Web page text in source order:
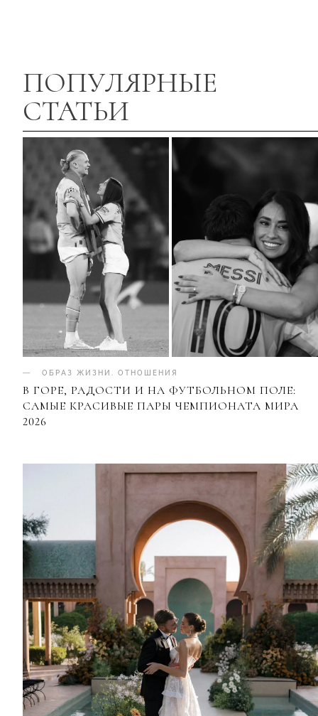
ПОПУЛЯРНЫЕ
СТАТЬИ
ОБРАЗ ЖИЗНИ ОТНОШЕНИЯ
В ГОРЕ, РАДОСТИ И НА ФУТБОЛЬНОМ ПОЛЕ:
САМЫЕ КРАСИВЫЕ ПАРЫ ЧЕМПИОНАТА МИРА
2026